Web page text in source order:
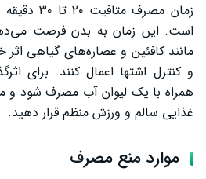
زمان مصرف
است. این زمان به بدن فرصت
مانند کافئین و عصاره‌های گیاهی اثر
و کنترل اشتها اعمال کنند. برای
همراه با یک لیوان آب مصرف شود و
غذایی سالم و ورزش منظم قرار دهید.
موارد منع مصرف